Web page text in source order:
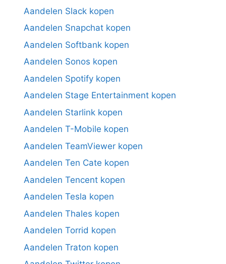
Aandelen Slack kopen
Aandelen Snapchat kopen
Aandelen Softbank kopen
Aandelen Sonos kopen
Aandelen Spotify kopen
Aandelen Stage Entertainment kopen
Aandelen Starlink kopen
Aandelen T-Mobile kopen
Aandelen TeamViewer kopen
Aandelen Ten Cate kopen
Aandelen Tencent kopen
Aandelen Tesla kopen
Aandelen Thales kopen
Aandelen Torrid kopen
Aandelen Traton kopen